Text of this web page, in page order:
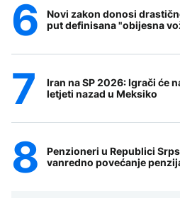
Novi zakon donosi
put definisana "obijesna
Iran na SP 2026: Igrači će
letjeti nazad u Meksiko
Penzioneri u Republici
vanredno povećanje